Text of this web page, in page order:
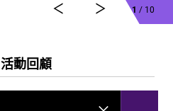
1 / 10
活動回顧